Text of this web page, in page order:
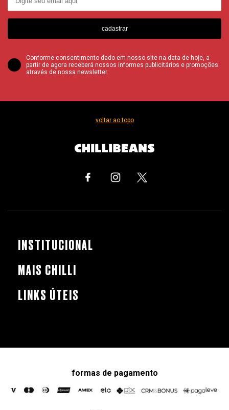
cadastrar
Conforme consentimento dado em nosso site na data de hoje, a
partir de agora receberá nossos informes publicitários e promoções
através de nossa newsletter.
voltar ao topo
INSTITUCIONAL
MAIS CHILLI
LINKS ÚTEIS
formas de pagamento